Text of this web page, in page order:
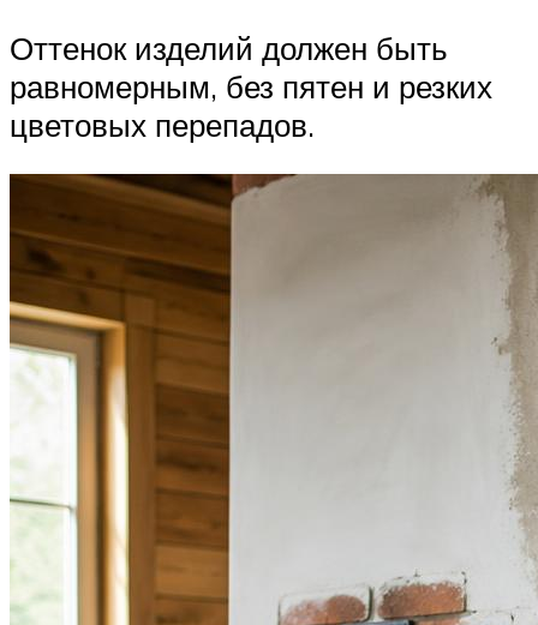
Оттенок изделий должен быть
равномерным, без пятен и резких
цветовых перепадов.